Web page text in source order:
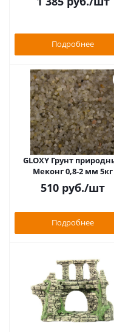
Подробнее
GLOXY Грунт
Меконг 0,8-2 мм 5кг
510 руб./шт
Подробнее